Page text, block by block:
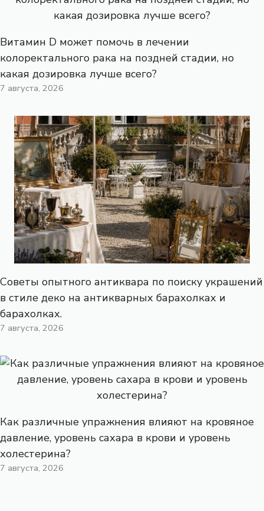
Витамин D может помочь в лечении
колоректального рака на поздней стадии, но
какая дозировка лучше всего?
7 августа, 2026
Советы опытного антиквара по поиску украшений
в стиле деко на антикварных барахолках и
барахолках.
7 августа, 2026
Как различные упражнения влияют на кровяное
давление, уровень сахара в крови и уровень
холестерина?
7 августа, 2026